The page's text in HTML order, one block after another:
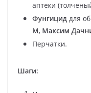
аптеки
Фунгицид для
М, Максим
Перчатки.
Шаги: